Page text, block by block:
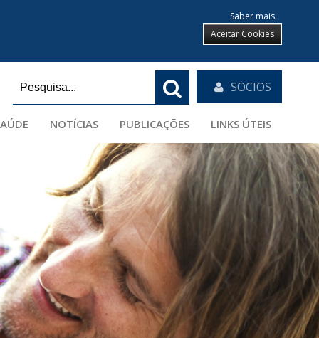
Saber mais
Aceitar Cookies
SÓCIOS
NOTÍCIAS PUBLICAÇÕES LINKS ÚTEIS